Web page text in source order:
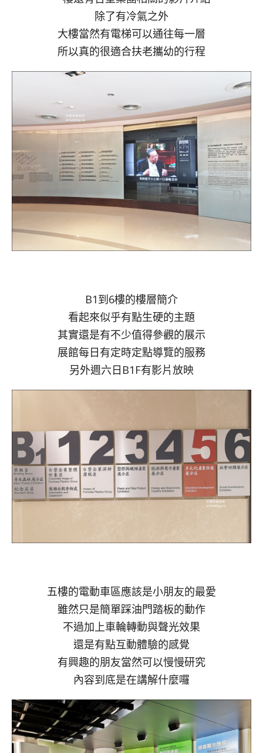
除了有冷氣之外
大樓當然有電梯可以通往每一層
所以真的很適合扶老攜幼的行程
B1到6樓的樓層簡介
看起來似乎有點生硬的主題
其實還是有不少值得參觀的展示
展館每日有定時定點導覽的服務
另外週六日B1F有影片放映
五樓的電動車區應該是小朋友的最愛
雖然只是簡單踩油門踏板的動作
不過加上車輪轉動與聲光效果
還是有點互動體驗的感覺
有興趣的朋友當然可以慢慢研究
內容到底是在講解什麼囉